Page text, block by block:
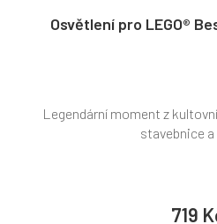
Osvětlení pro LEGO®
719
Legendární moment z
stavebnice